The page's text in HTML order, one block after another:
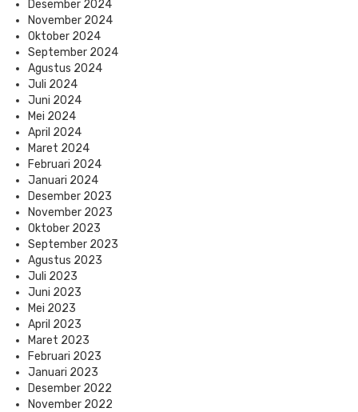
Desember 2024
November 2024
Oktober 2024
September 2024
Agustus 2024
Juli 2024
Juni 2024
Mei 2024
April 2024
Maret 2024
Februari 2024
Januari 2024
Desember 2023
November 2023
Oktober 2023
September 2023
Agustus 2023
Juli 2023
Juni 2023
Mei 2023
April 2023
Maret 2023
Februari 2023
Januari 2023
Desember 2022
November 2022